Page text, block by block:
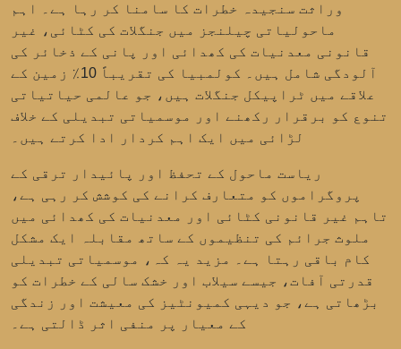
وراثت سنجیدہ خطرات کا سامنا کر رہا ہے۔ اہم
ماحولیاتی چیلنجز میں جنگلات کی کٹائی ،
غیر
قانونی معدنیات کی کھدائی اور
پانی کے ذخائر کی
آلودگی
شامل ہیں۔ کولمبیا کی تقریباً 10٪ زمین کے
علاقے میں ٹراپیکل جنگلات ہیں، جو عالمی حیاتیاتی
تنوع کو برقرار رکھنے اور موسمیاتی تبدیلی کے خلاف
لڑائی میں ایک اہم کردار ادا کرتے ہیں۔
ریاست ماحول کے تحفظ اور پائیدار ترقی کے
پروگراموں کو متعارف کرانے کی کوشش کر رہی ہے،
تاہم غیر قانونی کٹائی اور معدنیات کی کھدائی میں
ملوث جرائم کی تنظیموں کے ساتھ مقابلہ ایک مشکل
کام باقی رہتا ہے۔ مزید یہ کہ، موسمیاتی تبدیلی
قدرتی آفات، جیسے سیلاب اور خشک سالی کے خطرات کو
بڑھاتی ہے، جو دیہی کمیونٹیز کی معیشت اور زندگی
کے معیار پر منفی اثر ڈالتی ہے۔